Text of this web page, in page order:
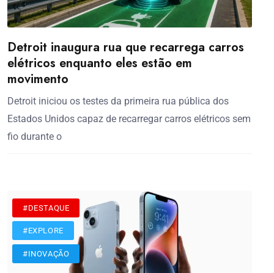
Detroit inaugura rua que recarrega carros
elétricos enquanto eles estão em
movimento
Detroit iniciou os testes da primeira rua pública dos
Estados Unidos capaz de recarregar carros elétricos sem
fio durante o
#DESTAQUE
#EXPLORE
#INOVAÇÃO